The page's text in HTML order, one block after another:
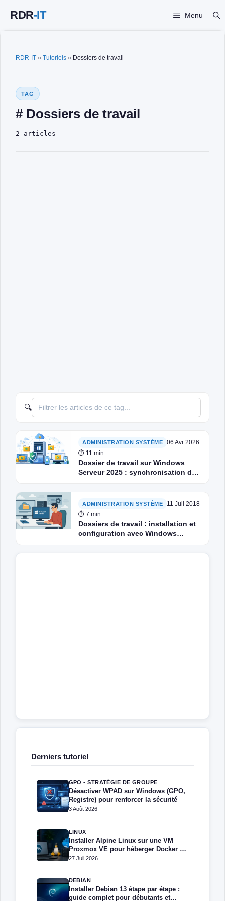
Menu
RDR-IT » Tutoriels » Dossiers de travail
TAG
# Dossiers de travail
2 articles
🔍
ADMINISTRATION SYSTÈME
06 Avr 2026
⏱ 11 min
Dossier de travail sur Windows
Serveur 2025 : synchronisation de
ADMINISTRATION SYSTÈME
11 Juil 2018
⏱ 7 min
Dossiers de travail : installation et
configuration avec Windows
Derniers tutoriel
GPO - STRATÉGIE DE GROUPE
Désactiver WPAD sur Windows (GPO,
Registre) pour renforcer la sécurité
3 Août 2026
LINUX
Installer Alpine Linux sur une VM
Proxmox VE pour héberger Docker et
Docker Compose
27 Juil 2026
DEBIAN
Installer Debian 13 étape par étape :
guide complet pour débutants et